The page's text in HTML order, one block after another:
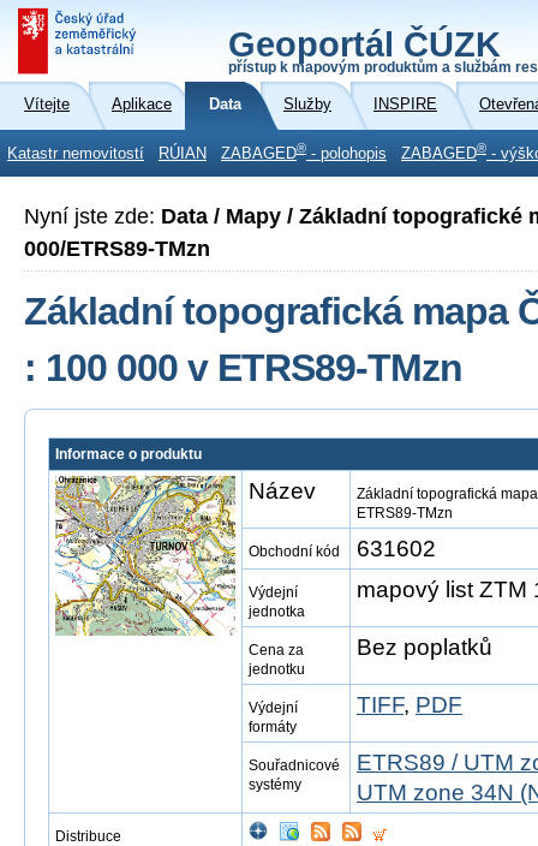
Geoportál ČÚZK
přístup k mapovým produktům a službám
Vítejte Aplikace Data Služby INSPIRE
Katastr nemovitostí RÚIAN ZABAGED® - polohopis ZABAGED® -
Nyní jste zde: Data / Mapy / Základní topografické
000/ETRS89-TMzn
Základní topografická mapa
: 100 000 v ETRS89-TMzn
Informace o produktu
Název
Základní topografická
ETRS89-TMzn
Obchodní kód 631602
Výdejní
jednotka
mapový list ZTM
Cena za
jednotku
Bez poplatků
Výdejní
formáty
TIFF, PDF
Souřadnicové
systémy
ETRS89 / UTM
UTM zone 34N
Distribuce